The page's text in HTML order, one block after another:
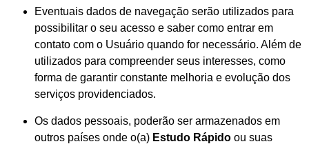
Eventuais dados de navegação serão utilizados para
possibilitar o seu acesso e saber como entrar em
contato com o Usuário quando for necessário. Além de
utilizados para compreender seus interesses, como
forma de garantir constante melhoria e evolução dos
serviços providenciados.
Os dados pessoais, poderão ser armazenados em
outros países onde o(a) Estudo Rápido ou suas